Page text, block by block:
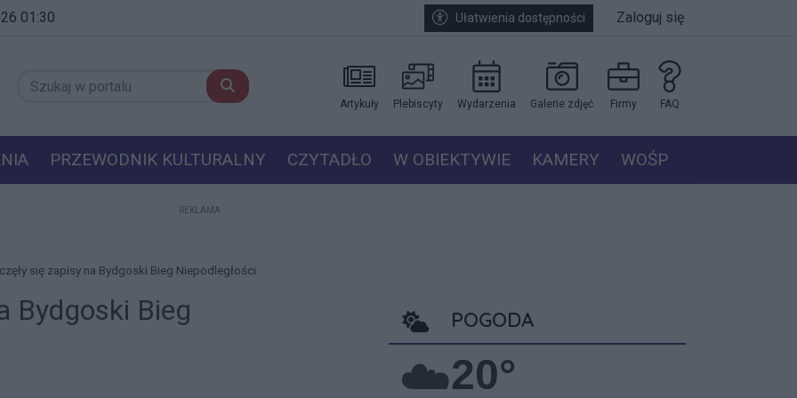
01:30 Ułatwienia dostępności Zaloguj się
Artykuły Plebiscyty Wydarzenia Galerie zdjęć Firmy FAQ
PRZEWODNIK KULTURALNY CZYTADŁO W OBIEKTYWIE KAMERY WOŚP
REKLAMA
się zapisy na Bydgoski Bieg Niepodległości
Bydgoski Bieg
POGODA